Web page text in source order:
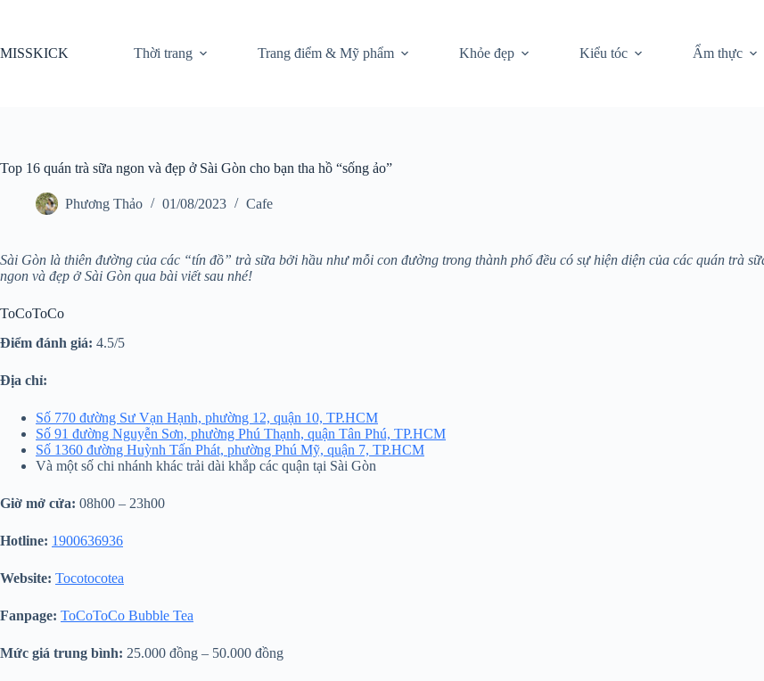
nội
MISSKICK Thời trang Trang điểm & Mỹ phẩm Khỏe đẹp Kiểu tóc Ẩm thực
Top 16 quán trà sữa ngon và đẹp ở Sài Gòn cho bạn tha hồ “sống ảo”
Phương Thảo 01/08/2023 Cafe
Sài Gòn là thiên đường của các “tín đồ” trà sữa bởi hầu như mỗi con đường trong thành phố đều có sự hiện diện của các quán trà
ngon và đẹp ở Sài Gòn qua bài viết sau nhé!
ToCoToCo
Điểm đánh giá: 4.5/5
Địa chỉ:
Số 770 đường Sư Vạn Hạnh, phường 12, quận 10, TP.HCM
Số 91 đường Nguyễn Sơn, phường Phú Thạnh, quận Tân Phú, TP.HCM
Số 1360 đường Huỳnh Tấn Phát, phường Phú Mỹ, quận 7, TP.HCM
Và một số chi nhánh khác trải dài khắp các quận tại Sài Gòn
Giờ mở cửa: 08h00 – 23h00
Hotline: 1900636936
Website: Tocotocotea
Fanpage: ToCoToCo Bubble Tea
Mức giá trung bình: 25.000 đồng – 50.000 đồng